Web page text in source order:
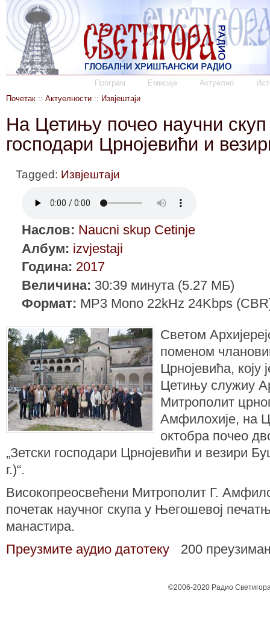
Програм Емисије Актуелно
Почетак :: Актуелности :: Извјештаји
На Цетињу почео научни скуп
господари Црнојевићи и
Tagged: Извјештаји
Наслов: Naucni skup Cetinje
Албум: izvjestaji
Година: 2017
Величина: 30:39 минута (5.27 МБ)
Формат: MP3 Mono 22kHz 24Kbps
Светом
поменом
Црнојевића, коју
Цетињу служиу
Митрополит
Амфилохије, на
октобра почео
„Зетски господари Црнојевићи и везири
г.)“.
Високопреосвећени Митрополит Г.
почетак научног скупа у Његошевој
манастира.
Преузмите аудио датотеку
200
©2006-2020 Радио